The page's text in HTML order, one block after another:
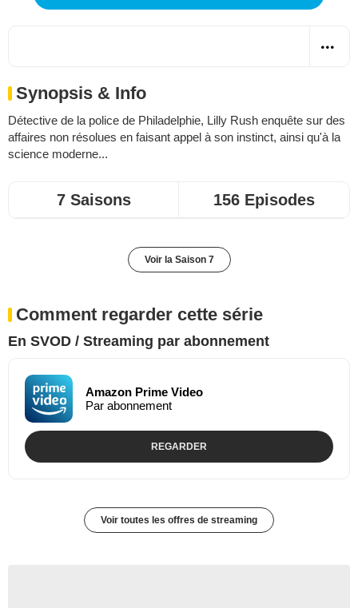
Synopsis & Info
Détective de la police de Philadelphie, Lilly Rush enquête sur des
affaires non résolues en faisant appel à son instinct, ainsi qu'à la
science moderne...
7 Saisons 156 Episodes
Voir la Saison 7
Comment regarder cette série
En SVOD / Streaming par abonnement
Amazon Prime Video
Par abonnement
REGARDER
Voir toutes les offres de streaming